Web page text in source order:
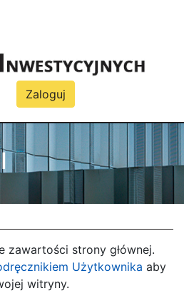
Menu
konta
użytkownika
Zaloguj
zawartości strony głównej.
Użytkownika aby
witryny.